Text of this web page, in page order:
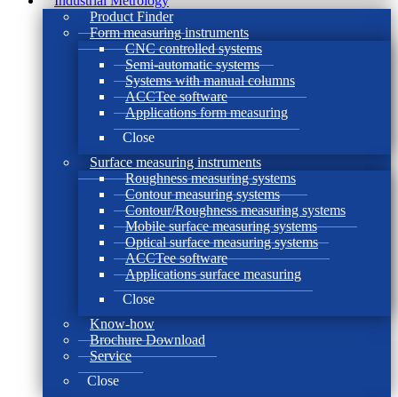
Product Finder
Form measuring instruments
CNC controlled systems
Semi-automatic systems
Systems with manual columns
ACCTee software
Applications form measuring
Close
Surface measuring instruments
Roughness measuring systems
Contour measuring systems
Contour/Roughness measuring systems
Mobile surface measuring systems
Optical surface measuring systems
ACCTee software
Applications surface measuring
Close
Know-how
Brochure Download
Service
Close